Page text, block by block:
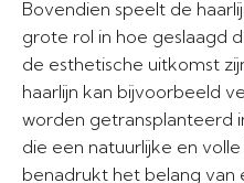
Bovendien speelt de
grote rol in hoe geslaagd
de esthetische uitkomst
haarlijn kan bijvoorbeeld
worden getransplanteerd
die een natuurlijke en
benadrukt het belang van